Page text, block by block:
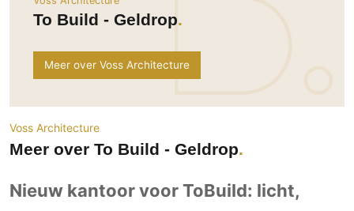
Woondecoratie
Inrichting
Roomdividers
Meubels
Verlichting
Glas
Ramen
Deursystemen
Glazen wandsystemen
Garagedeuren
Zonwering
Tuinmeubelen
Zwemmen
Tuin wellness
Kinderkamer
Slaapkamer
Thuisbioscoop
Toilet
Wellness
Werkkamer
Woonkamer
To Build - Geldrop
Meer over Voss Architecture
Voss Architecture
Meer over To Build - Geldrop
Nieuw kantoor voor ToBuild: licht,